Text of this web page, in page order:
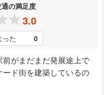
の満足度
3.0
た 0
前がまだまだ発展途上で
ド街を建築しているの